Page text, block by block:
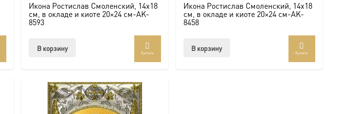
Икона Ростислав Смоленский, 14х18
см, в окладе и киоте 20×24 см-AK-
8593
В корзину
Купить
Икона Ростислав Смоленский, 14х18
см, в окладе и киоте 20×24 см-AK-
8458
В корзину
Купить